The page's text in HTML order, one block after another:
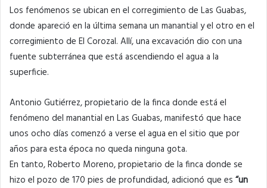
Los fenómenos se ubican en el corregimiento de Las Guabas,
donde apareció en la última semana un manantial y el otro en el
corregimiento de El Corozal. Allí, una excavación dio con una
fuente subterránea que está ascendiendo el agua a la
superficie.
Antonio Gutiérrez, propietario de la finca donde está el
fenómeno del manantial en Las Guabas, manifestó que hace
unos ocho días comenzó a verse el agua en el sitio que por
años para esta época no queda ninguna gota.
En tanto, Roberto Moreno, propietario de la finca donde se
hizo el pozo de 170 pies de profundidad, adicionó que es “un